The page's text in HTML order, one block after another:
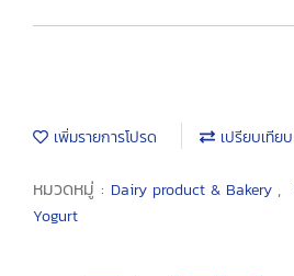
เพิ่มรายการโปรด เปรียบเทียบ
หมวดหมู่ : Dairy product & Bakery ,
Yogurt